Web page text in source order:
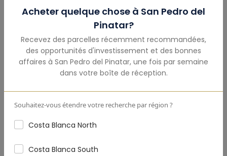
Acheter quelque chose à San Pedro del
Pinatar?
Recevez des parcelles récemment recommandées,
des opportunités d'investissement et des bonnes
affaires à San Pedro del Pinatar, une fois par semaine
dans votre boîte de réception.
Souhaitez-vous étendre votre recherche par région ?
Costa Blanca North
Costa Blanca South
Montant Total(€)
(€)
Taux D'Intérêt (%)